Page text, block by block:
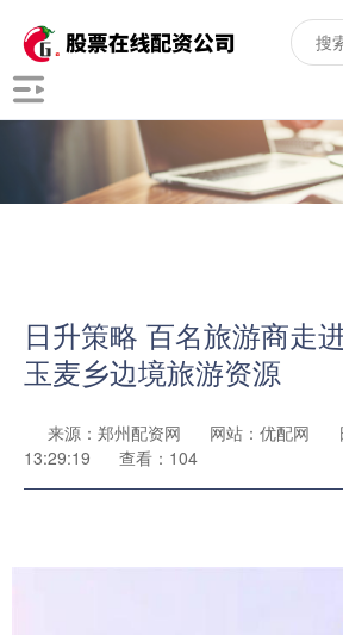
日升策略 百名旅游商走
玉麦乡边境旅游资源
来源：郑州配资网 网站：优配网
13:29:19
查看：104